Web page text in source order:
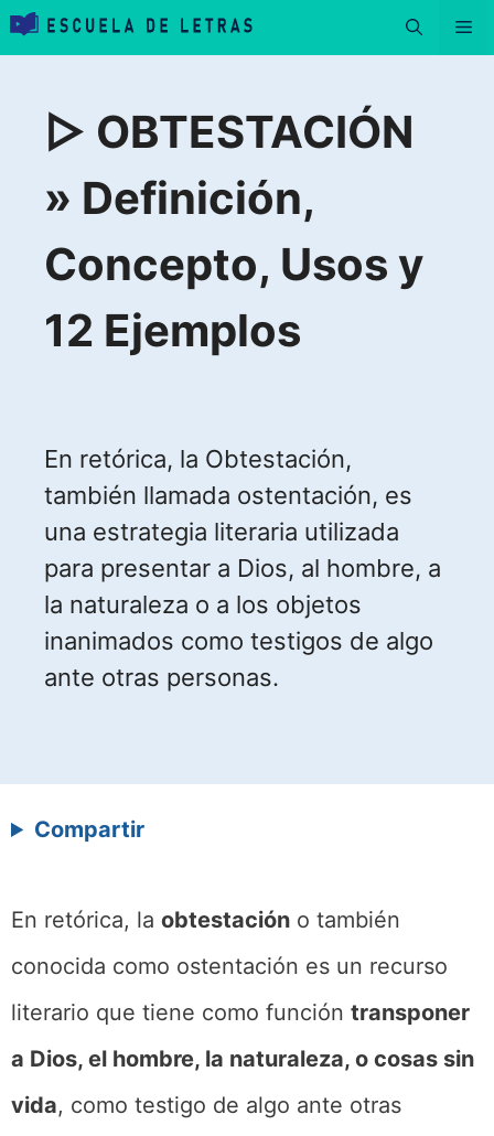
Saltar
contenido▷ OBTESTACIÓN
» Definición,
Concepto, Usos y
12 Ejemplos
En retórica, la Obtestación,
también llamada ostentación, es
una estrategia literaria utilizada
para presentar a Dios, al hombre, a
la naturaleza o a los objetos
inanimados como testigos de algo
ante otras personas.
Compartir
En retórica, la obtestación o también
conocida como ostentación es un recurso
literario que tiene como función transponer
a Dios, el hombre, la naturaleza, o cosas sin
vida, como testigo de algo ante otras